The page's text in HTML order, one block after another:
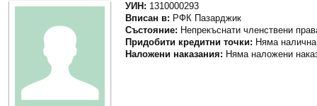
УИН: 1310000293
Вписан в: РФК Пазарджик
Състояние: Непрекъснати членствени
Придобити кредитни точки: Няма
Наложени наказания: Няма наложени